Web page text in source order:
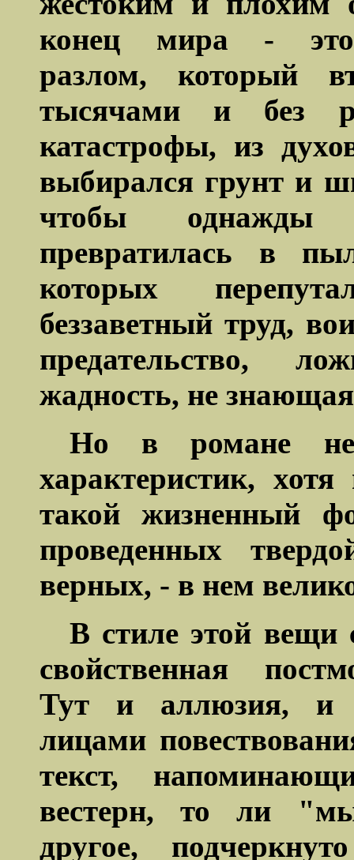
конец мира - это
разлом, который
тысячами и без
катастрофы, из
выбирался грунт и
чтобы однажды
превратилась в
которых
беззаветный труд,
предательство,
жадность, не
Но в романе нет
характеристик,
такой жизненный
проведенных
верных, - в нем
В стиле этой вещи
свойственная
Тут и аллюзия, и
лицами
текст,
вестерн, то ли
другое,